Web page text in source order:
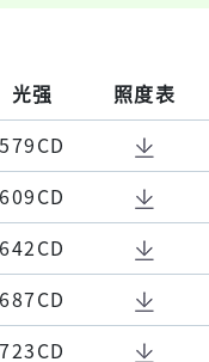
光强 照度表
579CD
609CD
642CD
687CD
723CD